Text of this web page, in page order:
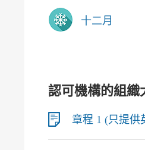
十二月
認可機構的組織
章程 1 (只提供